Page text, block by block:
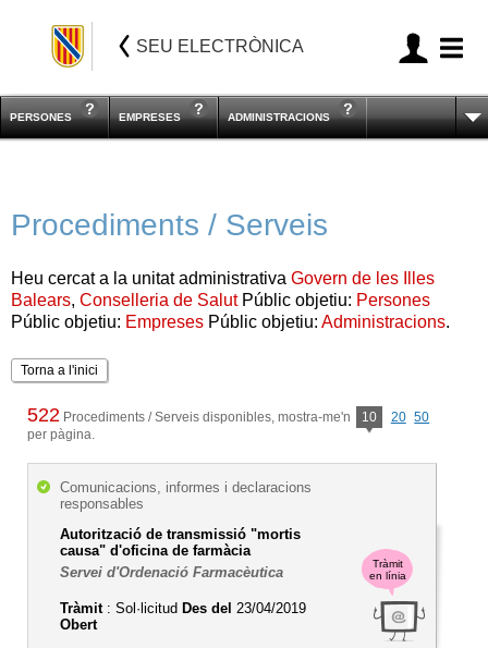
SEU ELECTRÒNICA
PERSONES EMPRESES ADMINISTRACIONS
Procediments / Serveis
Heu cercat a la unitat administrativa Govern de les Illes
Balears, Conselleria de SalutPúblic objetiu: Persones
Públic objetiu: Empreses Públic objetiu: Administracions.
Torna a l'inici
522 Procediments / Serveis disponibles, mostra-me'n 10 20 50
per pàgina.
Tràmit
en línia
Comunicacions, informes i declaracions
responsables
Autorització de transmissió "mortis
causa" d'oficina de farmàcia
Servei d'Ordenació Farmacèutica
Tràmit: Sol·licitud Des del 23/04/2019
Obert